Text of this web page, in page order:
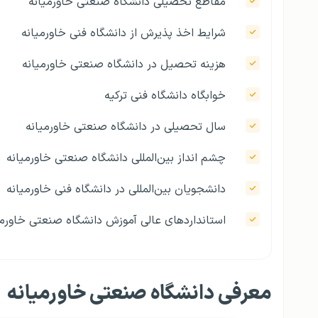
شرایط اخذ پذیرش از دانشگاه فنی خاورمیانه
هزینه تحصیل در دانشگاه صنعتی خاورمیانه
خوابگاه دانشگاه فنی ترکیه
سال تحصیلی در دانشگاه صنعتی خاورمیانه
چشم انداز بین‌المللی دانشگاه صنعتی خاورمیانه
دانشجویان بین‌المللی در دانشگاه فنی خاورمیانه
استانداردهای عالی آموزش دانشگاه صنعتی
معرفی دانشگاه صنعتی خاورمیانه